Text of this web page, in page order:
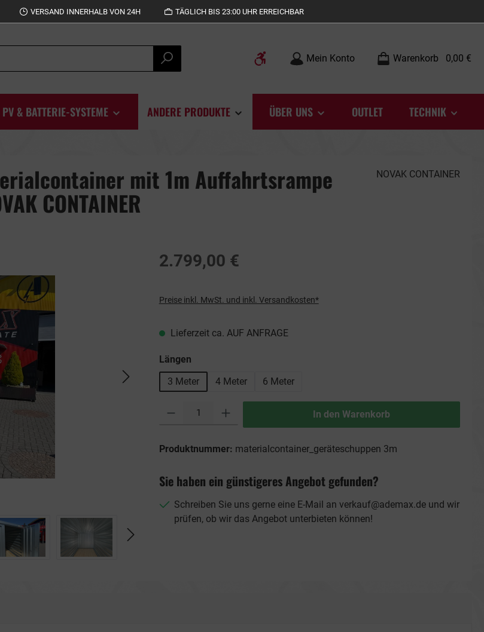
VERSAND INNERHALB VON 24H TÄGLICH BIS 23:00 UHR ERREICHBAR
Werkzeugleiste anzeigen
Mein Konto Warenkorb 0,00 €
PV & BATTERIE-SYSTEME ANDERE PRODUKTE ÜBER UNS OUTLET TECHNIK
mit 1m Auffahrtsrampe
CONTAINER
NOVAK CONTAINER
2.799,00 €
Preise inkl. MwSt. und inkl. Versandkosten*
Lieferzeit ca. AUF ANFRAGE
Längenauswählen
3 Meter
4 Meter 6 Meter
In den Warenkorb
Produktnummer: materialcontainer_geräteschuppen 3m
Sie haben ein günstigeres Angebot gefunden?
Schreiben Sie uns gerne eine E-Mail an verkauf@ademax.deund wir
prüfen, ob wir das Angebot unterbieten können!